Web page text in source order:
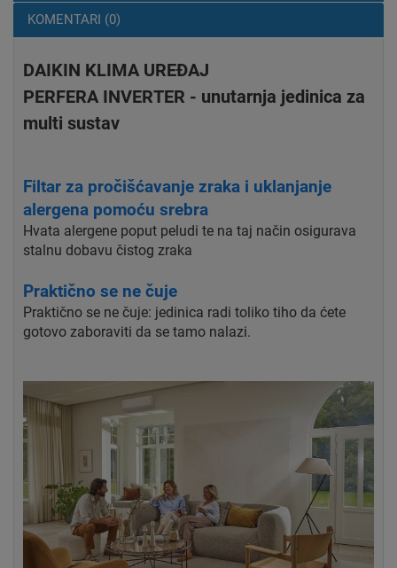
KOMENTARI (0)
DAIKIN KLIMA UREĐAJ
PERFERA INVERTER - unutarnja jedinica za
multi sustav
Filtar za pročišćavanje zraka i uklanjanje
alergena pomoću srebra
Hvata alergene poput peludi te na taj način osigurava
stalnu dobavu čistog zraka
Praktično se ne čuje
Praktično se ne čuje: jedinica radi toliko tiho da ćete
gotovo zaboraviti da se tamo nalazi.